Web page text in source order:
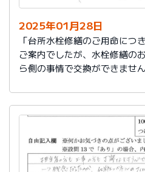
2025年01月28日
「台所水栓修繕のご用命につ
ご案内でしたが、水栓修繕の
ら側の事情で交換ができませ
本当に有難うございました。
近い将来、改めて修繕をお願
すので、どうぞよろしくお願
訪問いただいた当日は、社員
会社だなと思いました。（
っぱり人だなぁとアナログ人